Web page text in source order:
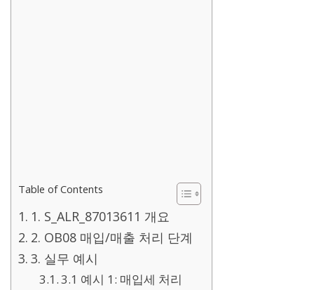
Table of Contents
1. S_ALR_87013611 개요
2. OB08 매입/매출 처리 단계
3. 실무 예시
3.1 예시 1: 매입세 처리